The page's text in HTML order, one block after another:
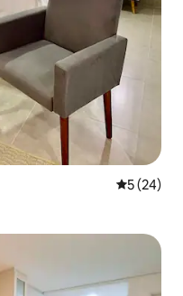
5 de uma
5 (24)